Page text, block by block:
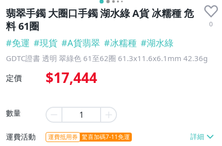
翡翠手鐲 大圈口手鐲 湖水綠 A貨 冰糯種 危
料 61圈
0
#免運 #現貨 #A貨翡翠 #冰糯種 #湖水綠
GDTC證書 透明 翠綠色 61至62圈 61.3x11.6x6.1mm 42.36g
定價 $17,444
數量
運費活動 運費抵用券 驚喜加碼7-11免運